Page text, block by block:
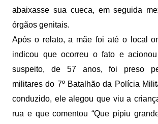
abaixasse sua cueca, em seguida
órgãos genitais.
Após o relato, a mãe foi até o local
indicou que ocorreu o fato e
suspeito, de 57 anos, foi preso
militares do 7º Batalhão da Polícia
conduzido, ele alegou que viu a
rua e que comentou “Que pipiu